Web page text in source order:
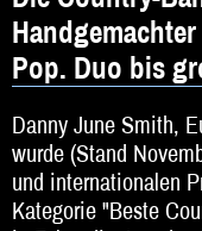
DJ
Hochzeitsband
Jazz & Swing
Klassische Musik
Pop. Duo bis
Danny June Smith,
wurde (Stand
und internationalen
Kategorie "Beste